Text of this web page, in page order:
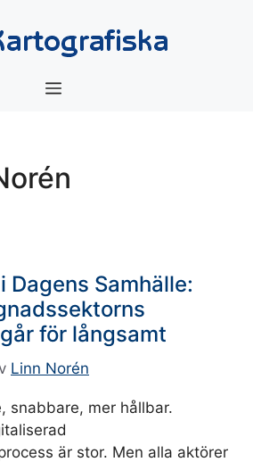
Meny
Dagens Samhälle:
för långsamt
Linn Norén
snabbare, mer hållbar.
är stor. Men alla aktörer